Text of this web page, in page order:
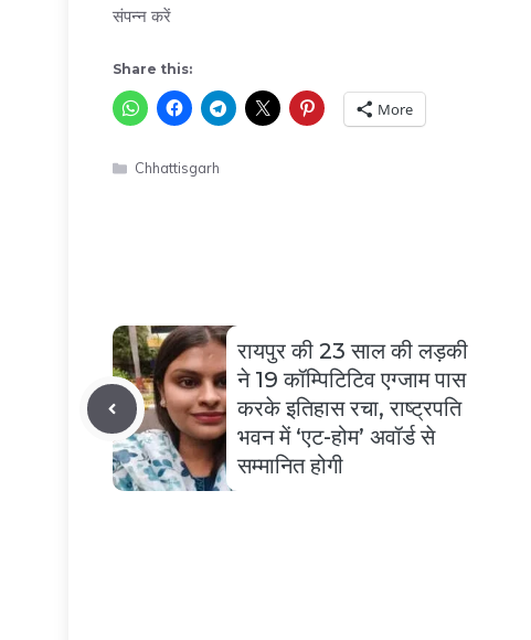
संपन्न करें
Share this:
More
Categories
Chhattisgarh
रायपुर की 23 साल की लड़की
ने 19 कॉम्पिटिटिव एग्जाम पास
करके इतिहास रचा, राष्ट्रपति
भवन में ‘एट-होम’ अवॉर्ड से
सम्मानित होगी